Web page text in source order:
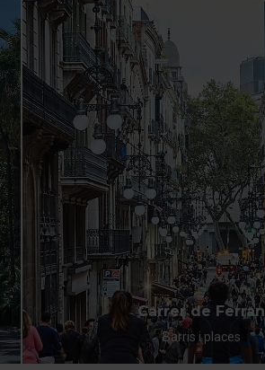
Carrer de Ferran
Barris i places